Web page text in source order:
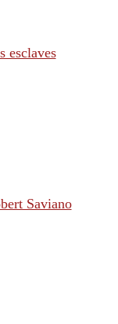
esclaves
Saviano